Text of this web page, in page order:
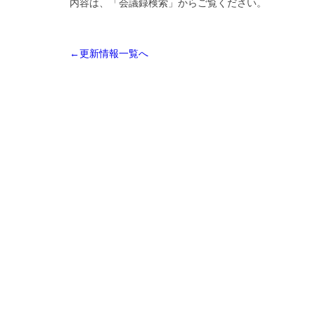
内容は、「会議録検索」からご覧ください。
←更新情報一覧へ